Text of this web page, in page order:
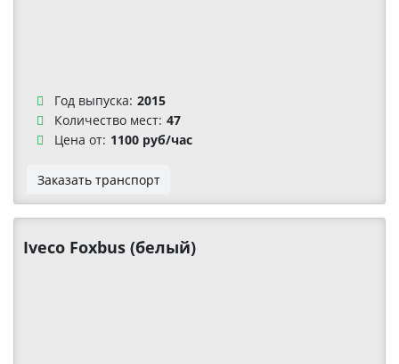
Год выпуска: 2015
Количество мест: 47
Цена от: 1100 руб/час
Заказать транспорт
Iveco Foxbus (белый)